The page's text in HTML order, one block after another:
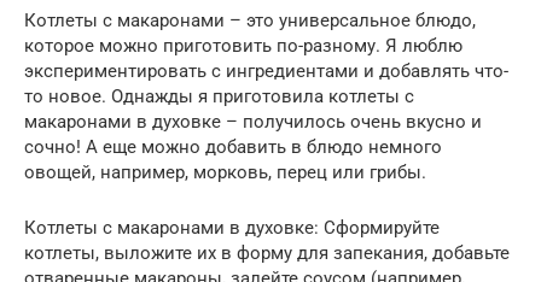
Котлеты с макаронами – это универсальное блюдо,
которое можно приготовить по-разному. Я люблю
экспериментировать с ингредиентами и добавлять что-
то новое. Однажды я приготовила котлеты с
макаронами в духовке – получилось очень вкусно и
сочно! А еще можно добавить в блюдо немного
овощей, например, морковь, перец или грибы.
Котлеты с макаронами в духовке: Сформируйте
котлеты, выложите их в форму для запекания, добавьте